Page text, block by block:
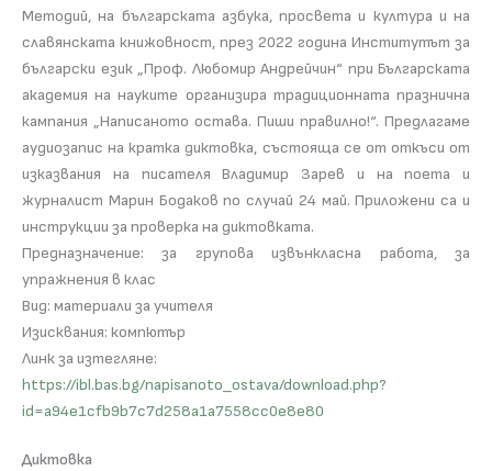
Методий, на българската азбука, просвета и култура и на
славянската книжовност, през 2022 година Институтът за
български език „Проф. Любомир Андрейчин“ при Българската
академия на науките организира традиционната празнична
кампания „Написаното остава. Пиши правилно!“. Предлагаме
аудиозапис на кратка диктовка, състояща се от откъси от
изказвания на писателя Владимир Зарев и на поета и
журналист Марин Бодаков по случай 24 май. Приложени са и
инструкции за проверка на диктовката.
Предназначение: за групова извънкласна работа, за
упражнения в клас
Вид: материали за учителя
Изисквания: компютър
Линк за изтегляне:
https://ibl.bas.bg/napisanoto_ostava/download.php?
id=a94e1cfb9b7c7d258a1a7558cc0e8e80
Диктовка